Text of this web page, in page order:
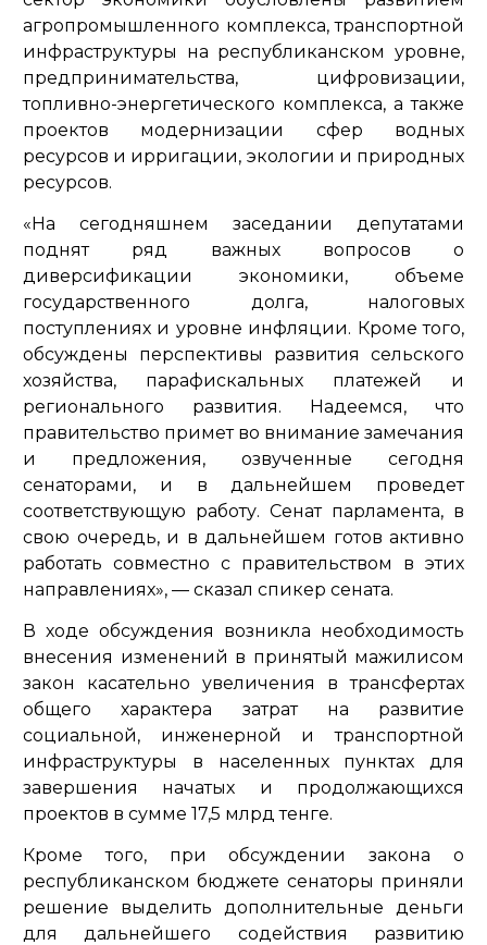
агропромышленного комплекса, транспортной
инфраструктуры на республиканском уровне,
предпринимательства, цифровизации,
топливно-энергетического комплекса, а также
проектов модернизации сфер водных
ресурсов и ирригации, экологии и природных
ресурсов.
«На сегодняшнем заседании депутатами
поднят ряд важных вопросов о
диверсификации экономики, объеме
государственного долга, налоговых
поступлениях и уровне инфляции. Кроме того,
обсуждены перспективы развития сельского
хозяйства, парафискальных платежей и
регионального развития. Надеемся, что
правительство примет во внимание замечания
и предложения, озвученные сегодня
сенаторами, и в дальнейшем проведет
соответствующую работу. Сенат парламента, в
свою очередь, и в дальнейшем готов активно
работать совместно с правительством в этих
направлениях», — сказал спикер сената.
В ходе обсуждения возникла необходимость
внесения изменений в принятый мажилисом
закон касательно увеличения в трансфертах
общего характера затрат на развитие
социальной, инженерной и транспортной
инфраструктуры в населенных пунктах для
завершения начатых и продолжающихся
проектов в сумме 17,5 млрд тенге.
Кроме того, при обсуждении закона о
республиканском бюджете сенаторы приняли
решение выделить дополнительные деньги
для дальнейшего содействия развитию